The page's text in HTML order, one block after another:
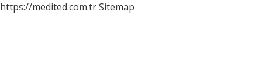
https://medited.com.trSitemap